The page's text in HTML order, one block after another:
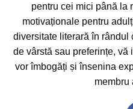
pentru cei mici până la
motivaționale pentru
diversitate literară în rândul
de vârstă sau preferințe,
vor îmbogăți și însenina
membru